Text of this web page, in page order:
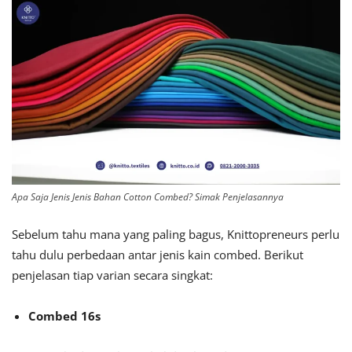
Apa Saja Jenis Jenis Bahan Cotton Combed? Simak Penjelasannya
Sebelum tahu mana yang paling bagus, Knittopreneurs perlu
tahu dulu perbedaan antar jenis kain combed. Berikut
penjelasan tiap varian secara singkat:
Combed 16s